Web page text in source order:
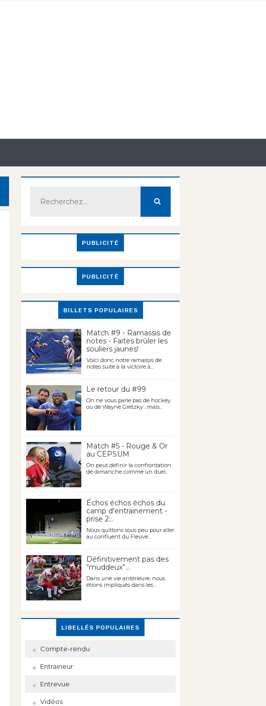
PUBLICITÉ
PUBLICITÉ
BILLETS POPULAIRES
Match #9 - Ramassis de
notes - Faites brûler les
souliers jaunes!
Voici donc notre ramassis de
notes suite à la victoire à...
Le retour du #99
On ne vous parle pas de hockey
ou de Wayne Gretzky , mais...
Match #5 - Rouge & Or
au CEPSUM
On peut définir la confrontation
de dimanche comme un duel...
Échos échos échos du
camp d'entrainement -
prise 2...
Nous quittons sous peu pour aller
au confluent du Fleuve...
Définitivement pas des
“muddeux”...
Dans une vie antérieure, nous
étions impliqués dans les...
LIBELLÉS POPULAIRES
Compte-rendu
Entraineur
Entrevue
Vidéos